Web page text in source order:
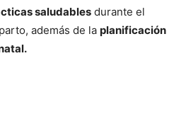
saludables durante el
además de la planificación